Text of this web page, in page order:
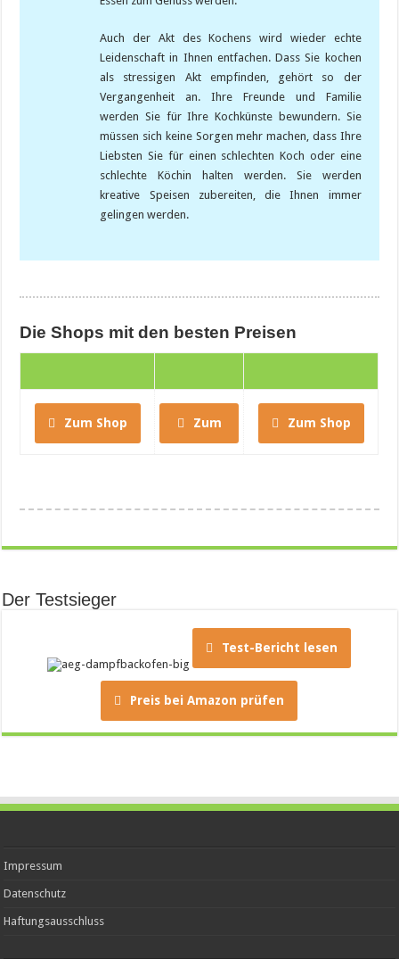
Auch der Akt des Kochens wird wieder echte
Leidenschaft in Ihnen entfachen. Dass Sie kochen
als stressigen Akt empfinden, gehört so der
Vergangenheit an. Ihre Freunde und Familie
werden Sie für Ihre Kochkünste bewundern. Sie
müssen sich keine Sorgen mehr machen, dass Ihre
Liebsten Sie für einen schlechten Koch oder eine
schlechte Köchin halten werden. Sie werden
kreative Speisen zubereiten, die Ihnen immer
gelingen werden.
Die Shops mit den besten Preisen
Zum Shop Zum Zum Shop
Der Testsieger
Test-Bericht lesen
Preis bei Amazon prüfen
Impressum
Datenschutz
Haftungsausschluss